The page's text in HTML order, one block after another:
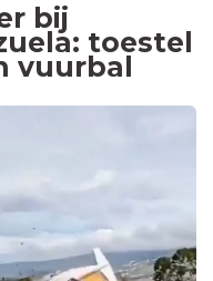
bij
toestel
vuurbal